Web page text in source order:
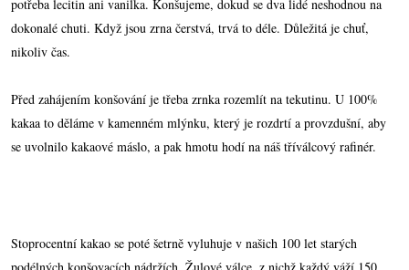
potřeba lecitin ani vanilka. Konšujeme, dokud se dva lidé neshodnou na
dokonalé chuti. Když jsou zrna čerstvá, trvá to déle. Důležitá je chuť,
nikoliv čas.
Před zahájením konšování je třeba zrnka rozemlít na tekutinu. U 100%
kakaa to děláme v kamenném mlýnku, který je rozdrtí a provzdušní, aby
se uvolnilo kakaové máslo, a pak hmotu hodí na náš tříválcový rafinér.
Stoprocentní kakao se poté šetrně vyluhuje v našich 100 let starých